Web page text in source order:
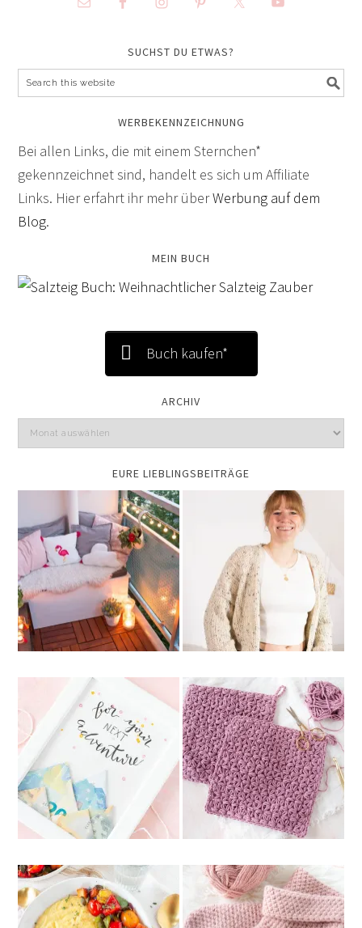
SUCHST DU ETWAS?
WERBEKENNZEICHNUNG
Bei allen Links, die mit einem Sternchen*
gekennzeichnet sind, handelt es sich um Affiliate
Links. Hier erfahrt ihr mehr überWerbung auf dem
Blog.
MEIN BUCH
Buch kaufen*
ARCHIV
EURE LIEBLINGSBEITRÄGE